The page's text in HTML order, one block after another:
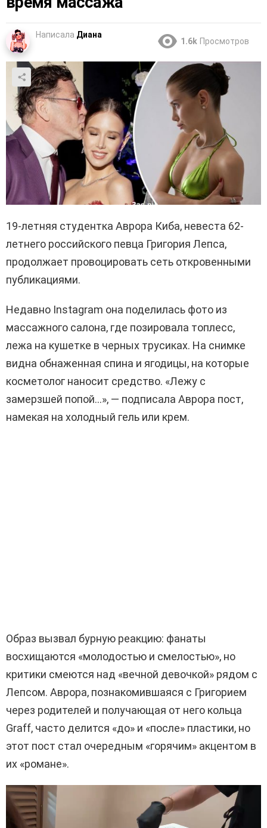
Написала Диана
1.6k Просмотров
19-летняя студентка Аврора Киба, невеста 62-
летнего российского певца Григория Лепса,
продолжает провоцировать сеть откровенными
публикациями.
Недавно Instagram она поделилась фото из
массажного салона, где позировала топлесс,
лежа на кушетке в черных трусиках. На снимке
видна обнаженная спина и ягодицы, на которые
косметолог наносит средство. «Лежу с
замерзшей попой…», — подписала Аврора пост,
намекая на холодный гель или крем.
Образ вызвал бурную реакцию: фанаты
восхищаются «молодостью и смелостью», но
критики смеются над «вечной девочкой» рядом с
Лепсом. Аврора, познакомившаяся с Григорием
через родителей и получающая от него кольца
Graff, часто делится «до» и «после» пластики, но
этот пост стал очередным «горячим» акцентом в
их «романе».
В
и